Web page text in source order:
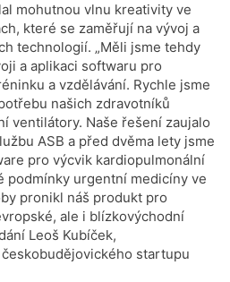
mohutnou vlnu kreativity ve
které se zaměřují na vývoj a
technologií. „Měli jsme tehdy
a aplikaci softwaru pro
a vzdělávání. Rychle jsme
našich zdravotníků
ventilátory. Naše řešení zaujalo
ASB a před dvěma lety jsme
pro výcvik kardiopulmonální
podmínky urgentní medicíny ve
pronikl náš produkt pro
ale i blízkovýchodní
Leoš Kubíček,
startupu